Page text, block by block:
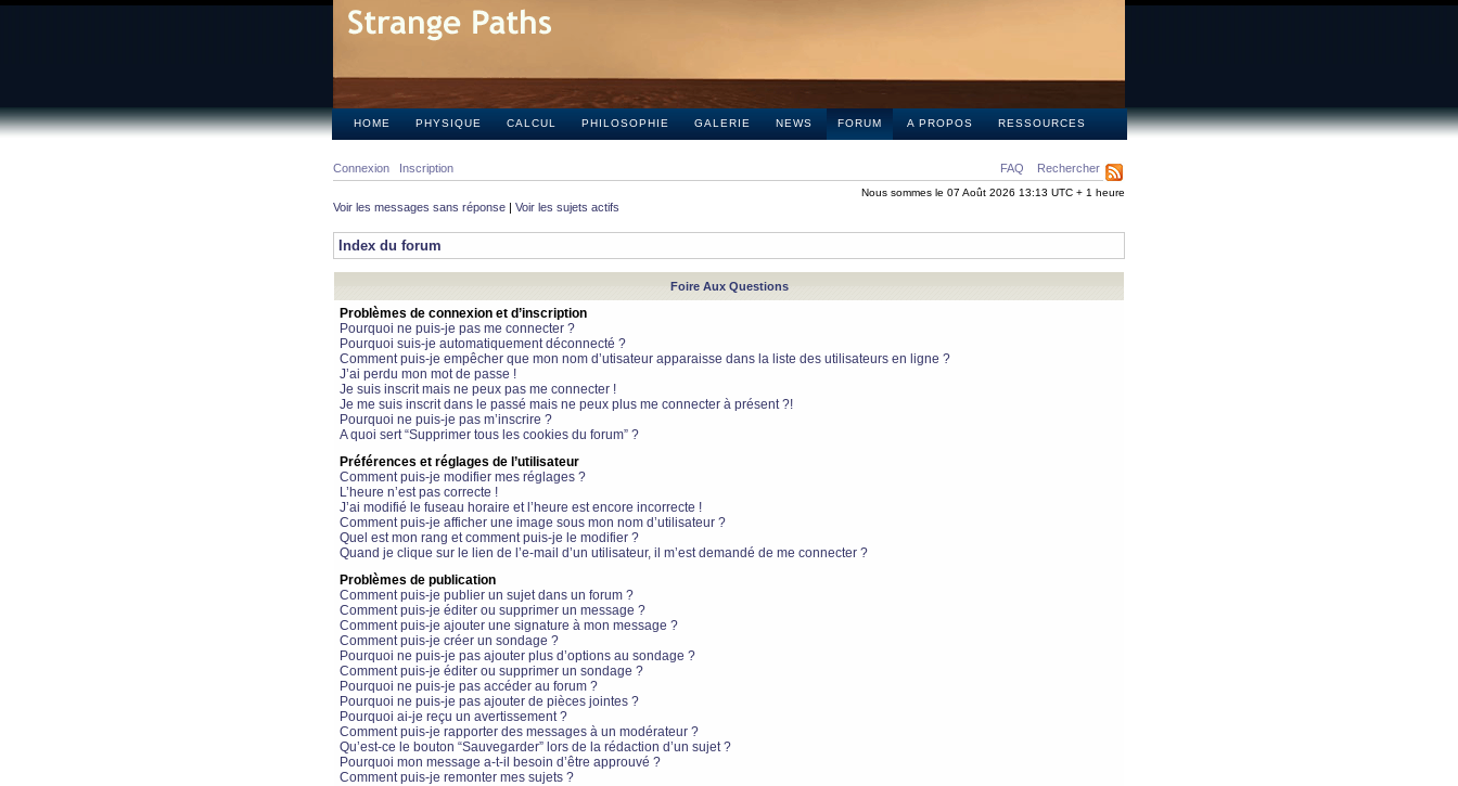
HOME PHYSIQUE CALCUL PHILOSOPHIE GALERIE NEWS FORUM A PROPOS RESSOURCES
FAQ Rechercher
Connexion Inscription
Nous sommes le 07 Août 2026 13:13 UTC + 1 heure
Voir les messages sans réponse | Voir les sujets actifs
Index du forum
Foire Aux Questions
Problèmes de connexion et d’inscription
Pourquoi ne puis-je pas me connecter ?
Pourquoi suis-je automatiquement déconnecté ?
Comment puis-je empêcher que mon nom d’utisateur apparaisse dans la liste des utilisateurs en ligne ?
J’ai perdu mon mot de passe !
Je suis inscrit mais ne peux pas me connecter !
Je me suis inscrit dans le passé mais ne peux plus me connecter à présent ?!
Pourquoi ne puis-je pas m’inscrire ?
A quoi sert “Supprimer tous les cookies du forum” ?
Préférences et réglages de l’utilisateur
Comment puis-je modifier mes réglages ?
L’heure n’est pas correcte !
J’ai modifié le fuseau horaire et l’heure est encore incorrecte !
Comment puis-je afficher une image sous mon nom d’utilisateur ?
Quel est mon rang et comment puis-je le modifier ?
Quand je clique sur le lien de l’e-mail d’un utilisateur, il m’est demandé de me connecter ?
Problèmes de publication
Comment puis-je publier un sujet dans un forum ?
Comment puis-je éditer ou supprimer un message ?
Comment puis-je ajouter une signature à mon message ?
Comment puis-je créer un sondage ?
Pourquoi ne puis-je pas ajouter plus d’options au sondage ?
Comment puis-je éditer ou supprimer un sondage ?
Pourquoi ne puis-je pas accéder au forum ?
Pourquoi ne puis-je pas ajouter de pièces jointes ?
Pourquoi ai-je reçu un avertissement ?
Comment puis-je rapporter des messages à un modérateur ?
Qu’est-ce le bouton “Sauvegarder” lors de la rédaction d’un sujet ?
Pourquoi mon message a-t-il besoin d’être approuvé ?
Comment puis-je remonter mes sujets ?